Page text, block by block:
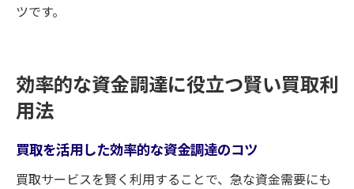
ツです。
効率的な資金調達に役立つ賢い買取利
用法
買取を活用した効率的な資金調達のコツ
買取サービスを賢く利用することで、急な資金需要にも